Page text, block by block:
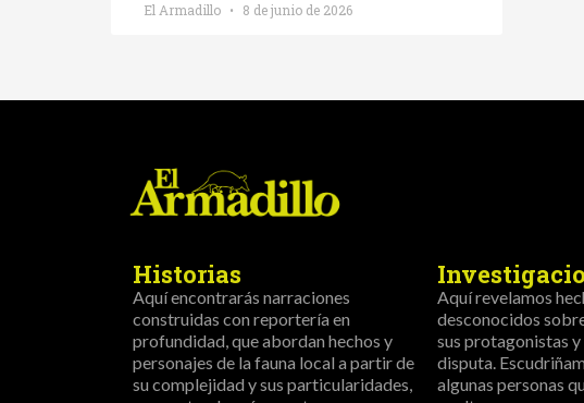
El Armadillo 8 de junio de 2026
Historias
Aquí encontrarás narraciones
construidas con reportería en
profundidad, que abordan hechos y
personajes de la fauna local a partir de
su complejidad y sus particularidades,
Aquí revelamos
desconocidos
sus protagonistas y
disputa.
algunas personas